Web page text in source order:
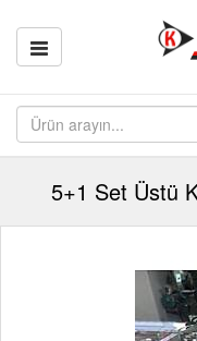
5+1 Set Üstü